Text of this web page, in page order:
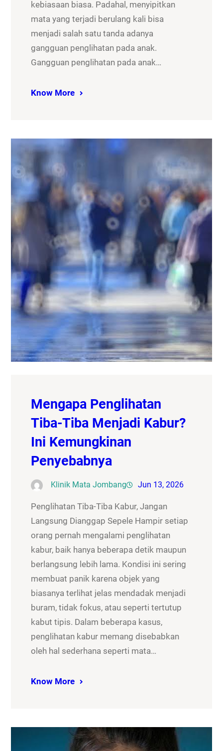
kebiasaan biasa. Padahal, menyipitkan
mata yang terjadi berulang kali bisa
menjadi salah satu tanda adanya
gangguan penglihatan pada anak.
Gangguan penglihatan pada anak…
Know More
Mengapa Penglihatan
Tiba-Tiba Menjadi Kabur?
Ini Kemungkinan
Penyebabnya
Klinik Mata Jombang Jun 13, 2026
Penglihatan Tiba-Tiba Kabur, Jangan
Langsung Dianggap Sepele Hampir setiap
orang pernah mengalami penglihatan
kabur, baik hanya beberapa detik maupun
berlangsung lebih lama. Kondisi ini sering
membuat panik karena objek yang
biasanya terlihat jelas mendadak menjadi
buram, tidak fokus, atau seperti tertutup
kabut tipis. Dalam beberapa kasus,
penglihatan kabur memang disebabkan
oleh hal sederhana seperti mata…
Know More